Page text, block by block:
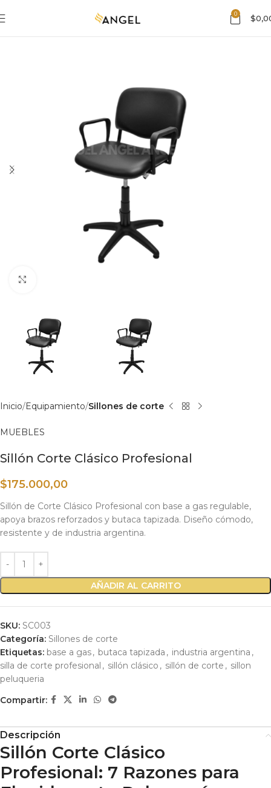
0 $
Inicio Equipamiento Sillones de corte
MUEBLES
Sillón Corte Clásico Profesional
$175.000,00
Sillón de Corte Clásico Profesional con base a gas regulable,
apoya brazos reforzados y butaca tapizada. Diseño cómodo,
resistente y de industria argentina.
AÑADIR AL CARRITO
SKU: SC003
Categoría: Sillones de corte
Etiquetas: base a gas, butaca tapizada , industria argentina ,
silla de corte profesional , sillón clásico , sillón de corte , sillon
peluqueria
Compartir:
Descripción
Sillón Corte Clásico
Profesional: 7 Razones para